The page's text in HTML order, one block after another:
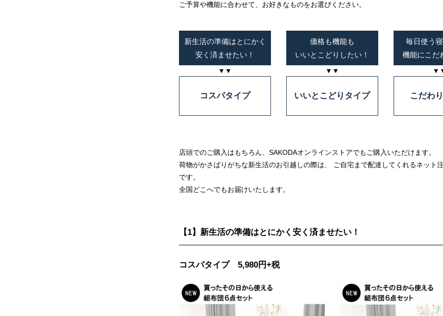
ご予算や機能に合わせて、お好きなものをお選びください。
新生活の準備はとにかく
安く済ませたい！
▼▼
コスパタイプ
価格も機能も
いいとこどりしたい！
▼▼
いいとこどりタイプ
毎日使う
機能にこだ
こだわ
店頭でのご購入はもちろん、SAKODAオンラインストアでもご購入いただけます。
荷物がかさばりがちな新生活のお引越しの際は、 ご自宅まで配達してくれるネット
です。
全国どこへでもお届けいたします。
【1】新生活の準備はとにかく安く済ませたい！
コスパタイプ 5,980円+税